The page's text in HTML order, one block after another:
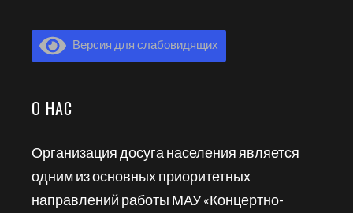
Версия для слабовидящих
О НАС
Организация досуга населения является
одним из основных приоритетных
направлений работы МАУ «Концертно-